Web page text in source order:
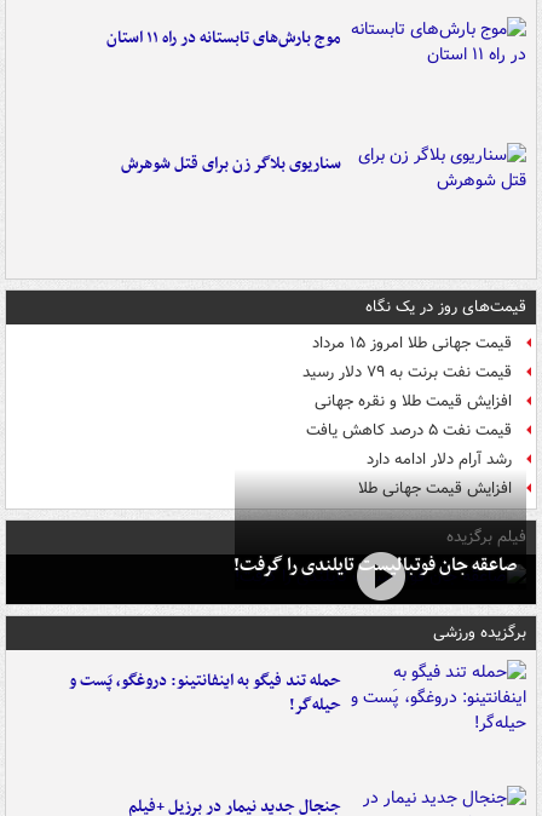
موج بارش‌های تابستانه در راه ۱۱ استان
سناریوی بلاگر زن برای قتل شوهرش
قیمت‌های روز در یک نگاه
قیمت جهانی طلا امروز ۱۵ مرداد
قیمت نفت برنت به ۷۹ دلار رسید
افزایش قیمت طلا و نقره جهانی
قیمت نفت ۵ درصد کاهش یافت
رشد آرام دلار ادامه دارد
افزایش قیمت جهانی طلا
فیلم برگزیده
صاعقه جان فوتبالیست تایلندی را گرفت!
برگزیده ورزشی
حمله تند فیگو به اینفانتینو: دروغگو، پَست‌ و
حیله‌گر!
جنجال جدید نیمار در برزیل +فیلم